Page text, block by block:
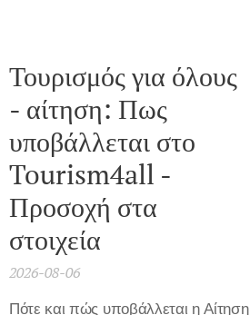
Τουρισμός για όλους
- αίτηση: Πως
υποβάλλεται στο
Tourism4all -
Προσοχή στα
στοιχεία
2026-08-06
Πότε και πώς υποβάλλεται η Αίτηση